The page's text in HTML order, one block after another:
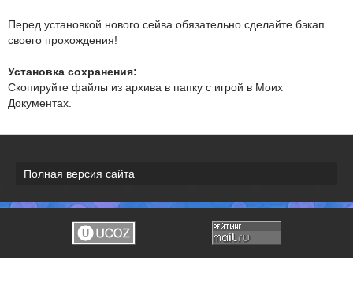
Перед установкой нового сейва обязательно сделайте бэкап
своего прохождения!
Установка сохранения:
Скопируйте файлы из архива в папку с игрой в Моих
Документах.
Полная версия сайта